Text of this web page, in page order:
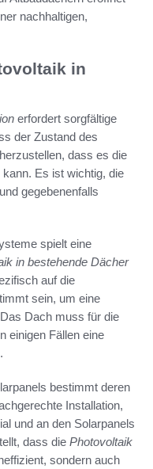
nachhaltigen,
in
erfordert sorgfältige
der Zustand des
dass es die
Es ist wichtig, die
gegebenenfalls
spielt eine
in bestehende Dächer
auf die
sein, um eine
Dach muss für die
einigen Fällen eine
bestimmt deren
Installation,
und an den Solarpanels
dass die Photovoltaik
sondern auch